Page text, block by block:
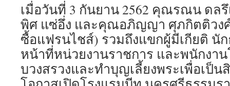
แล้ว
วัน
เมื่อวันที่ 3 กันยาน 2562 คุณรณน ดล
พิศ แซ่อึ่ง และคุณอภิญญา ศุภกิตติวงศ์
ซื้อแฟรนไชส์) รวมถึงแขกผู้มีเกียติ นัก
หน้าที่หน่วยงานราชการ และพนักงา
บวงสรวงและทำบุญเลี้ยงพระเพื่อเป็น